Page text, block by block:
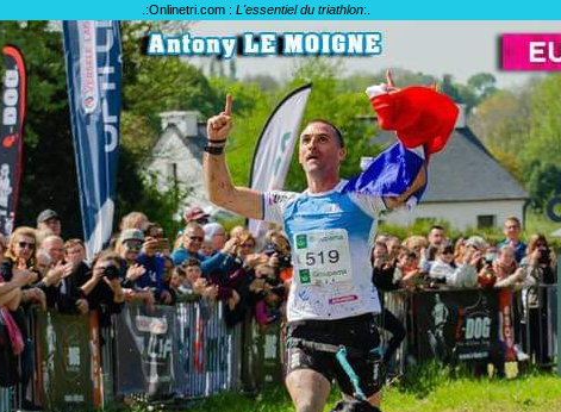
.:Onlinetri.com : L'essentiel du triathlon:.